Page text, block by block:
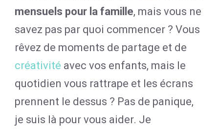
mensuels pour la famille, mais vous ne
savez pas par quoi commencer ? Vous
rêvez de moments de partage et de
créativité avec vos enfants, mais le
quotidien vous rattrape et les écrans
prennent le dessus ? Pas de panique,
je suis là pour vous aider. Je